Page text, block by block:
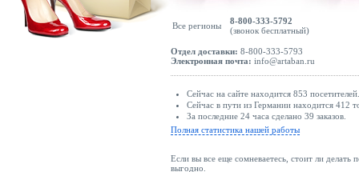
Все регионы
8-800-333-5792
(звонок бесплатный)
Отдел доставки: 8-800-333-5793
Электронная почта: info@artaban.ru
Сейчас на сайте находится 853 посетителей.
Сейчас в пути из Германии находится 412
За последние 24 часа сделано 39 заказов.
Полная статистика нашей работы
Если вы все еще сомневаетесь, стоит ли делать
выгодно.